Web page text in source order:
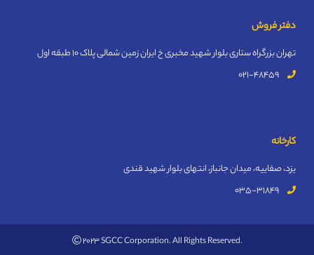
دفتر فروش
تهران بزرگراه ستاری بلوار شهید مخبری خ ایران زمین شمالی پلاک 10 طبقه اول
کارخانه
یزد، صفاییه، میدان جانباز، انتهای بلوار شهید قندی
2023 SGCC Corporation. All Rights Reserved.